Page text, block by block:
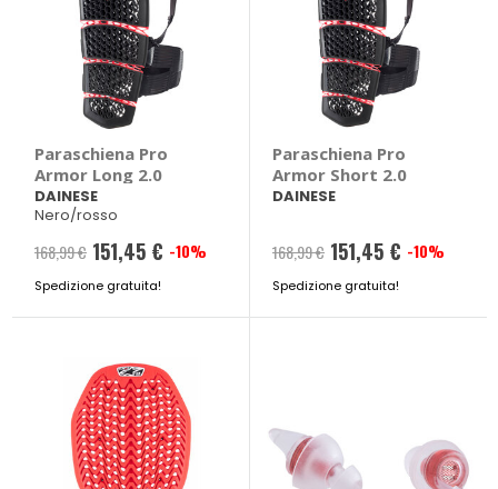
Paraschiena Pro
Armor Long 2.0
DAINESE
Nero/rosso
168,99 € 151,45 € -10%
Spedizione gratuita!
Paraschiena Pro
Armor Short 2.0
DAINESE
168,99 € 151,45 € -10%
Spedizione gratuita!